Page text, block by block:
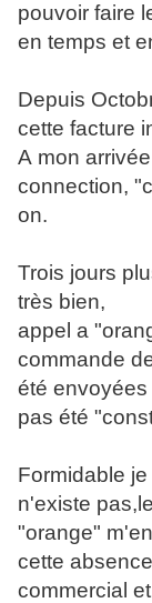
pouvoir faire
en temps et
Depuis
cette facture
A mon
connection,
on.
Trois jours
très bien,
appel a
commande
été
pas été
Formidable
n'existe
"orange"
cette
commercial